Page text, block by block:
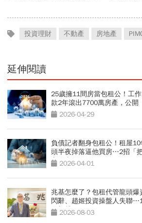
投資理財 不動產 房地產
延伸閱讀
25歲擁11間房當包租公！工
款2年滾出7700萬房產，公開
2026-04-29
負債記者翻身包租公！租屋
頭半夜掉落逼他買房…2招「
富自由
2026-04-01
兆基怎麼了？包租代管龍頭
閃辭、趙姬投資操盤人失聯
最新聲明
2026-08-03